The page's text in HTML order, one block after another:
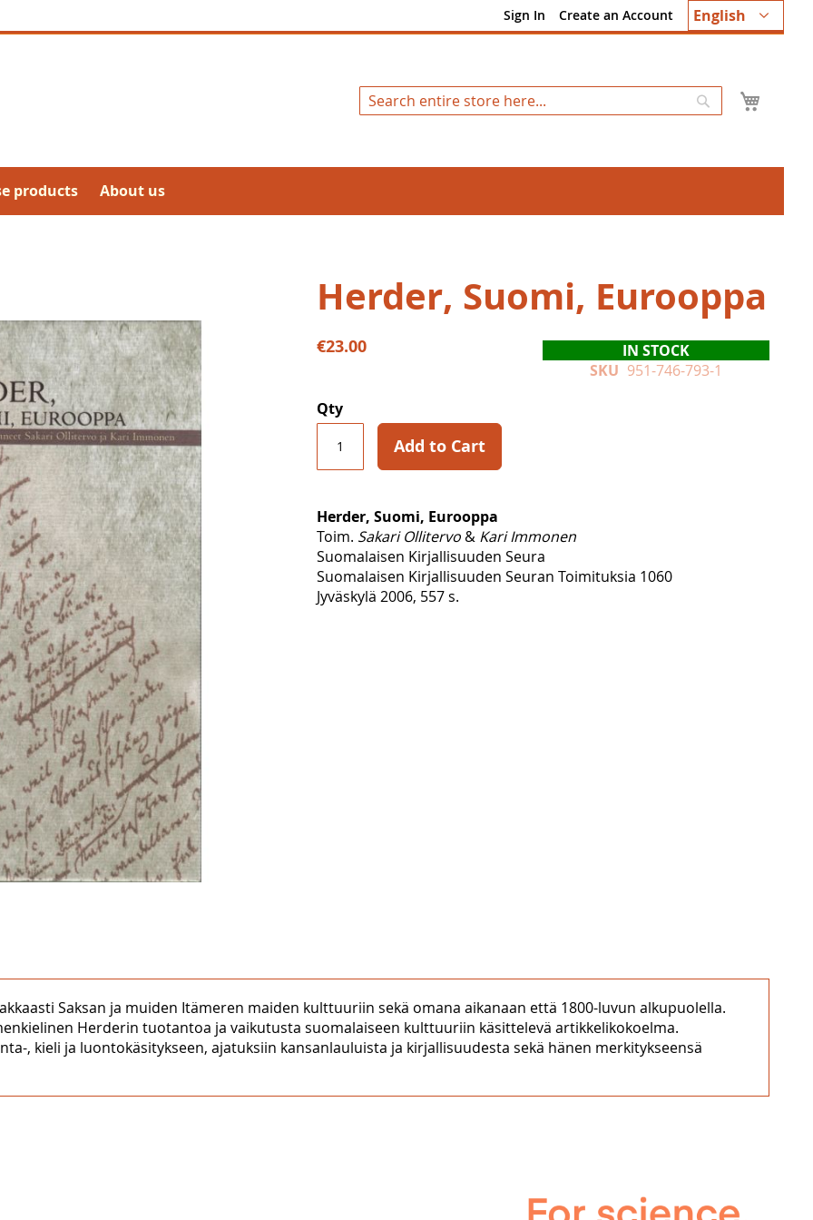
Language
English
Sign In Create an Account
Search
products About us
Herder, Suomi, Eurooppa
€23.00
IN STOCK
SKU 951-746-793-1
Qty
Add to Cart
Herder, Suomi, Eurooppa
Toim. Sakari Ollitervo& Kari Immonen
Suomalaisen Kirjallisuuden Seura
Suomalaisen Kirjallisuuden Seuran Toimituksia 1060
Jyväskylä 2006, 557 s.
Saksan ja muiden Itämeren maiden kulttuuriin sekä omana aikanaan että 1800-luvun alkupuolella.
Herderin tuotantoa ja vaikutusta suomalaiseen kulttuuriin käsittelevä artikkelikokoelma.
, kieli ja luontokäsitykseen, ajatuksiin kansanlauluista ja kirjallisuudesta sekä hänen merkitykseensä